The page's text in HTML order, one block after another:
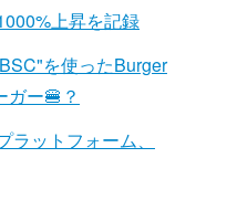
上昇を記録
を使ったBurger
ー🍔？
ットフォーム、